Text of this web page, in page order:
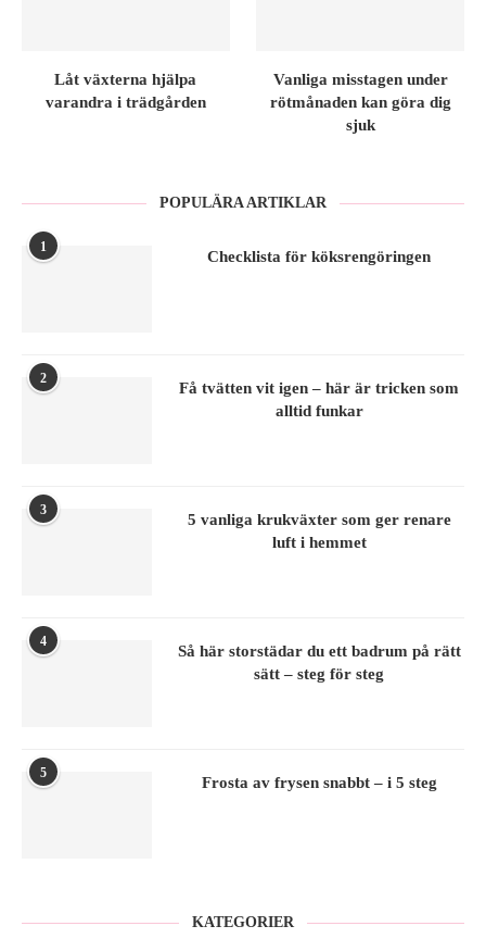
Låt växterna hjälpa
varandra i trädgården
Vanliga misstagen under
rötmånaden kan göra dig
sjuk
POPULÄRA ARTIKLAR
1
Checklista för köksrengöringen
2
Få tvätten vit igen – här är tricken som
alltid funkar
3
5 vanliga krukväxter som ger renare
luft i hemmet
4
Så här storstädar du ett badrum på rätt
sätt – steg för steg
5
Frosta av frysen snabbt – i 5 steg
KATEGORIER